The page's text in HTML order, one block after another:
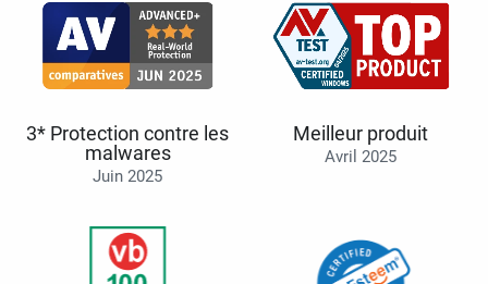
3* Protection contre les
malwares
Juin 2025
Meilleur produit
Avril 2025